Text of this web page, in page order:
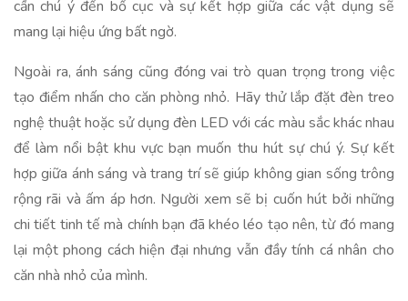
cần chú ý đến bố cục và sự kết hợp giữa các vật dụng sẽ
mang lại hiệu ứng bất ngờ.
Ngoài ra, ánh sáng cũng đóng vai trò quan trọng trong việc
tạo điểm nhấn cho căn phòng nhỏ. Hãy thử lắp đặt đèn treo
nghệ thuật hoặc sử dụng đèn LED với các màu sắc khác nhau
để làm nổi bật khu vực bạn muốn thu hút sự chú ý. Sự kết
hợp giữa ánh sáng và trang trí sẽ giúp không gian sống trông
rộng rãi và ấm áp hơn. Người xem sẽ bị cuốn hút bởi những
chi tiết tinh tế mà chính bạn đã khéo léo tạo nên, từ đó mang
lại một phong cách hiện đại nhưng vẫn đầy tính cá nhân cho
căn nhà nhỏ của mình.